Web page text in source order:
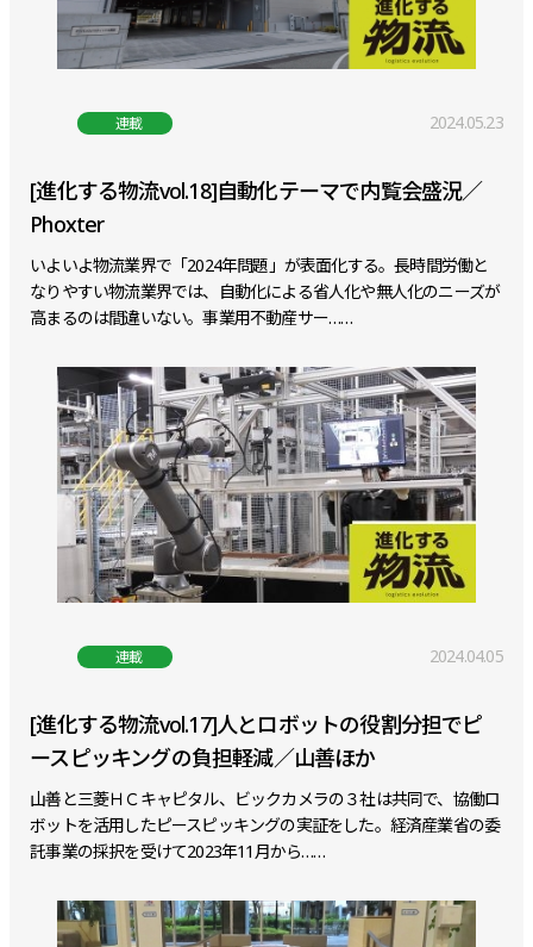
連載 2024.05.23
[進化する物流vol.18]自動化テーマで内覧会盛況／
Phoxter
いよいよ物流業界で「2024年問題」が表面化する。長時間労働と
なりやすい物流業界では、自動化による省人化や無人化のニーズが
高まるのは間違いない。事業用不動産サー……
連載 2024.04.05
[進化する物流vol.17]人とロボットの役割分担でピ
ースピッキングの負担軽減／山善ほか
山善と三菱ＨＣキャピタル、ビックカメラの３社は共同で、協働ロ
ボットを活用したピースピッキングの実証をした。経済産業省の委
託事業の採択を受けて2023年11月から……